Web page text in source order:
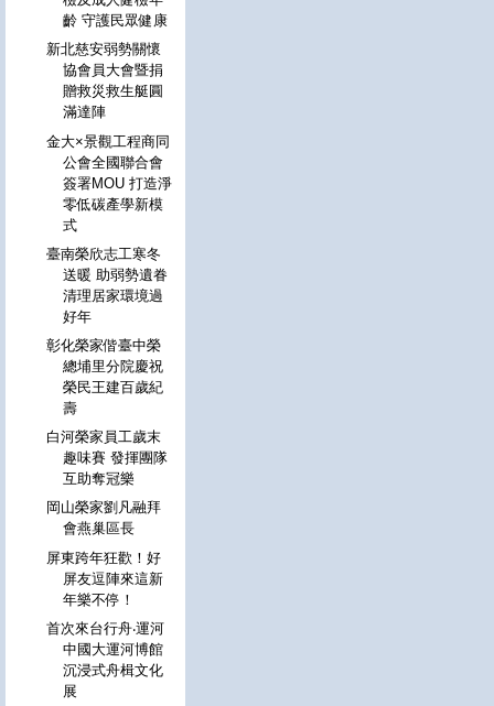
齡 守護民眾健康
新北慈安弱勢關懷
協會員大會暨捐
贈救災救生艇圓
滿達陣
金大×景觀工程商同
公會全國聯合會
簽署MOU 打造淨
零低碳產學新模
式
臺南榮欣志工寒冬
送暖 助弱勢遺眷
清理居家環境過
好年
彰化榮家偕臺中榮
總埔里分院慶祝
榮民王建百歲紀
壽
白河榮家員工歲末
趣味賽 發揮團隊
互助奪冠樂
岡山榮家劉凡融拜
會燕巢區長
屏東跨年狂歡！好
屏友逗陣來這新
年樂不停！
首次來台行舟‧運河
中國大運河博館
沉浸式舟楫文化
展